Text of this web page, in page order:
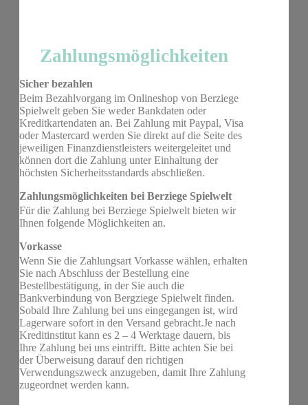
Zahlungsmöglichkeiten
Sicher bezahlen
Beim Bezahlvorgang im Onlineshop von Berziege
Spielwelt geben Sie weder Bankdaten oder
Kreditkartendaten an. Bei Zahlung mit Paypal, Visa
oder Mastercard werden Sie direkt auf die Seite des
jeweiligen Finanzdienstleisters weitergeleitet und
können dort die Zahlung unter Einhaltung der
höchsten Sicherheitsstandards abschließen.
Zahlungsmöglichkeiten bei Berziege Spielwelt
Für die Zahlung bei Berziege Spielwelt bieten wir
Ihnen folgende Möglichkeiten an.
Vorkasse
Wenn Sie die Zahlungsart Vorkasse wählen, erhalten
Sie nach Abschluss der Bestellung eine
Bestellbestätigung, in der Sie auch die
Bankverbindung von Bergziege Spielwelt finden.
Sobald Ihre Zahlung bei uns eingegangen ist, wird
Lagerware sofort in den Versand gebracht.Je nach
Kreditinstitut kann es 2 – 4 Werktage dauern, bis
Ihre Zahlung bei uns eintrifft. Bitte achten Sie bei
der Überweisung darauf den richtigen
Verwendungszweck anzugeben, damit Ihre Zahlung
zugeordnet werden kann.